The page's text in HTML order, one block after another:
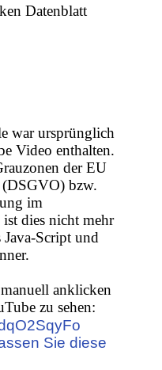
Datenblatt
war ursprünglich
Video enthalten.
der EU
bzw.
im
dies nicht mehr
Script und
anklicken
zu sehen:
Sie diese